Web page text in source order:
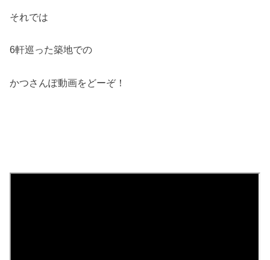
それでは
6軒巡った築地での
かつさんぽ動画をどーぞ！